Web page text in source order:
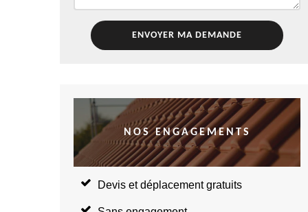
NOS ENGAGEMENTS
Devis et déplacement gratuits